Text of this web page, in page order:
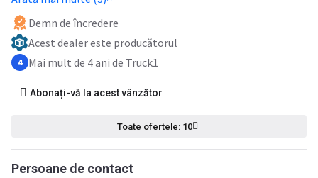
Demn de încredere
Acest dealer este producătorul
4 Mai mult de 4 ani de Truck1
Abonați-vă la acest vânzător
Toate ofertele: 10
Persoane de contact